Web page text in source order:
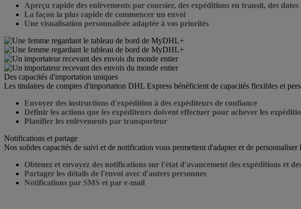
Aperçu rapide des enlèvements par coursier, des expéditions en transit, des dates
La façon la plus rapide de commencer un envoi
Une visualisation personnalisée adaptée à vos priorités
Des capacités d'importation uniques
Les titulaires de comptes d'importation DHL Express bénéficient de capacités flexibles et
Envoyer des instructions d'expédition à des expéditeurs de confiance
Définir les actions que les expéditeurs doivent effectuer pour achever les
Planifier les enlèvements par transporteur
Notifications et partage
Nos solides capacités de suivi et de notification vous permettent d'adapter et de
Obtenez et envoyez des notifications sur l'état d'avancement des expéditions et
Partager les détails de l'envoi avec d'autres personnes
Notifications par SMS et par e-mail